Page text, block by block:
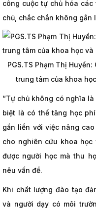
công cuộc tự chủ hóa
chủ, chắc chắn không
PGS.TS Phạm Thị
trung tâm của khoa
“Tự chủ không có nghĩa
biệt là có thể tăng học
gắn liền với việc nâng
cho nghiên cứu khoa
được người học mà thu
nêu vấn đề.
Khi chất lượng đào tạo
và người dạy có môi